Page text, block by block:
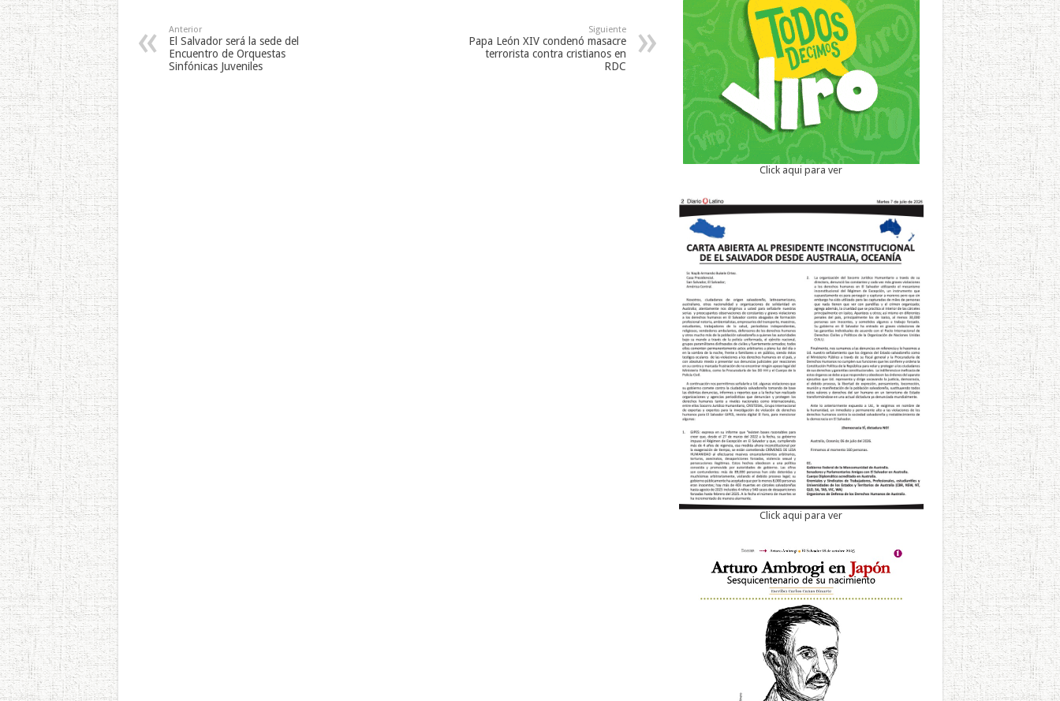
Anterior
El Salvador será la sede del
Encuentro de Orquestas
Sinfónicas Juveniles
Siguiente
Papa León XIV condenó masacre
terrorista contra cristianos en
RDC
Click aqui para ver
Click aqui para ver